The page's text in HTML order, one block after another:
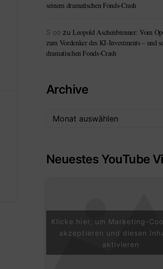
seinem dramatischen Fonds-Crash
S oo zu Leopold Aschenbrenner: Vom
zum Vordenker des KI-Investments – und
dramatischen Fonds-Crash
Archive
Neuestes YouTube
Klicke hier, um Marketing-
akzeptieren und diesen
aktivieren